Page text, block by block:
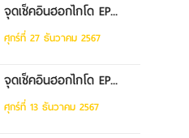
จุดเช็คอินฮอกไกโด EP...
ศุกร์ที่ 27 ธันวาคม 2567
จุดเช็คอินฮอกไกโด EP...
ศุกร์ที่ 13 ธันวาคม 2567